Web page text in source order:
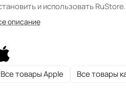
и использовать RuStore.
описание
Все товары Apple Все товары